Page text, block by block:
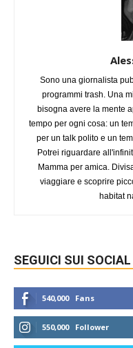
Sono una giornalista
programmi trash. Una
bisogna avere la mente
tempo per ogni cosa: un
per un talk polito e un
Potrei riguardare
Mamma per amica.
viaggiare e scoprire
habitat
SEGUICI SUI SOCIAL
540,000 Fans
550,000 Follower